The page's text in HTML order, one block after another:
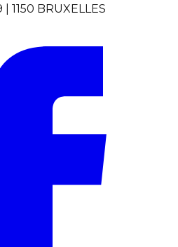
1150 BRUXELLES